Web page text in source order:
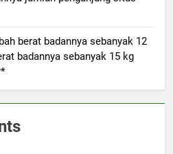
berat badannya sebanyak 12
badannya sebanyak 15 kg